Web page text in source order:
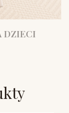
DZIECI